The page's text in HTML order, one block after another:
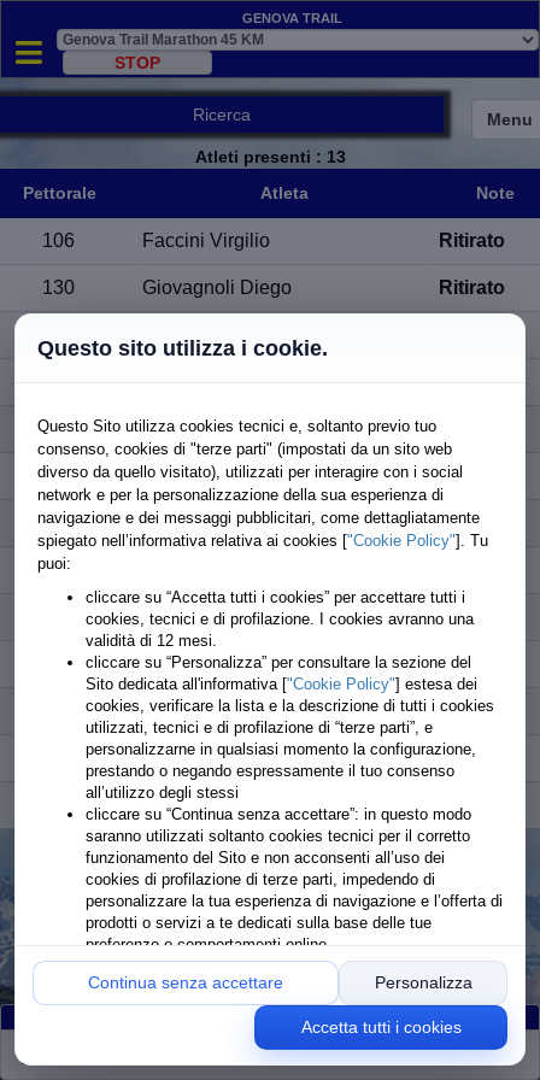
Genova Trail
Ricerca
Menu
Atleti presenti : 13
Pettorale
Atleta
Note
Pettorale
Note
106 Faccini Virgilio Ritirato
130 Giovagnoli Diego Ritirato
163 Marguati Lorenzo Ritirato
168 Mineo Giuseppe
226 Rota Francesco Ritirato
231 Salpietro Yuri Ritirato
263
Villani Cristian Ritirato
276 Vita Marzia Ritirato
Zirretta Guido Ritirato
Cammarata Giuseppe Ritirato
Alloisio Filippo Ritirato
Partiti Ritirati:13 Rimanenti :0
Questo sito utilizza i cookie.
Questo Sito utilizza cookies tecnici e, soltanto previo tuo
consenso, cookies di "terze parti" (impostati da un sito web
diverso da quello visitato), utilizzati per interagire con i social
network e per la personalizzazione della sua esperienza di
navigazione e dei messaggi pubblicitari, come dettagliatamente
spiegato nell’informativa relativa ai cookies ["Cookie Policy"]. Tu
puoi:
cliccare su “Accetta tutti i cookies” per accettare tutti i
cookies, tecnici e di profilazione. I cookies avranno una
validità di 12 mesi.
cliccare su “Personalizza” per consultare la sezione del
Sito dedicata all'informativa ["Cookie Policy"] estesa dei
cookies, verificare la lista e la descrizione di tutti i cookies
utilizzati, tecnici e di profilazione di “terze parti”, e
personalizzarne in qualsiasi momento la configurazione,
prestando o negando espressamente il tuo consenso
all’utilizzo degli stessi
cliccare su “Continua senza accettare”: in questo modo
saranno utilizzati soltanto cookies tecnici per il corretto
funzionamento del Sito e non acconsenti all’uso dei
cookies di profilazione di terze parti, impedendo di
personalizzare la tua esperienza di navigazione e l’offerta di
prodotti o servizi a te dedicati sulla base delle tue
preferenze o comportamenti online
Continua senza accettare Personalizza
Accetta tutti i cookies